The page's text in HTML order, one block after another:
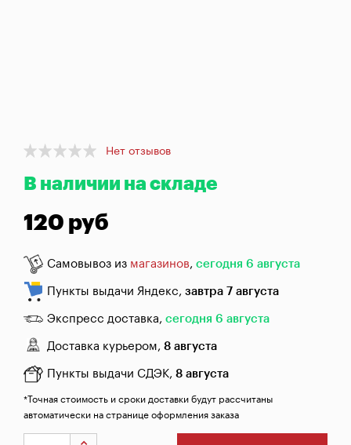
Коптильни
магазинов
заказ
Заказать
Item
of
Нет отзывов
В наличии на складе
120 руб
Самовывоз из магазинов, сегодня 6 августа
Пункты выдачи Яндекс, завтра 7 августа
Экспресс доставка, сегодня 6 августа
Доставка курьером, 8 августа
Пункты выдачи СДЭК, 8 августа
*Точная стоимость и сроки доставки будут рассчитаны
автоматически на странице оформления заказа